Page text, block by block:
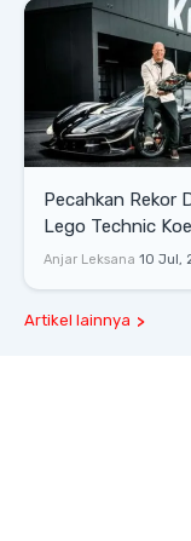
Pecahkan Rekor
Lego Technic
Sadair's Spear
Anjar Leksana 10 Jul,
Artikel lainnya